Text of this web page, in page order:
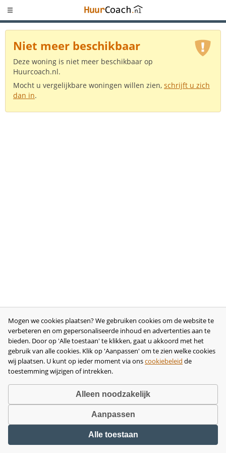
Niet meer beschikbaar
Deze woning is niet meer beschikbaar op
Huurcoach.nl.
Mocht u vergelijkbare woningen willen zien, schrijft u zich
dan in.
disclaimer•privacy- en cookiebeleid
voorwaarden•herroeping•bedrijfsgegevens
Mogen we cookies plaatsen? We gebruiken cookies om de website te
verbeteren en om gepersonaliseerde inhoud en advertenties aan te
bieden. Door op 'Alle toestaan' te klikken, gaat u akkoord met het
gebruik van alle cookies. Klik op 'Aanpassen' om te zien welke cookies
wij plaatsen. U kunt op ieder moment via onscookiebeleid de
toestemming wijzigen of intrekken.
Alleen noodzakelijk
Aanpassen
Alle toestaan